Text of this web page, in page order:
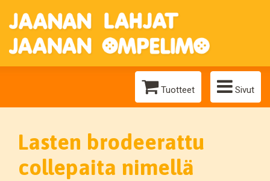
Sivut
Tuotteet
Lasten brodeerattu
collepaita nimellä